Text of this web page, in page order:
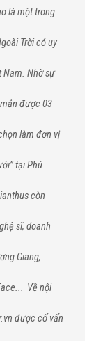
là một trong
Trời có uy
Nam. Nhờ sự
được 03
làm đơn vị
tạiPhú
còn
sĩ, doanh
Giang,
Về nội
được cố vấn